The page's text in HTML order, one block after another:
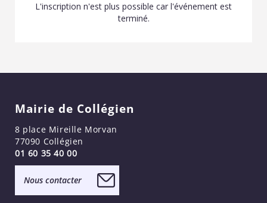
L'inscription n'est plus possible car l'événement est
terminé.
Mairie de Collégien
8 place Mireille Morvan
77090 Collégien
01 60 35 40 00
Nous contacter